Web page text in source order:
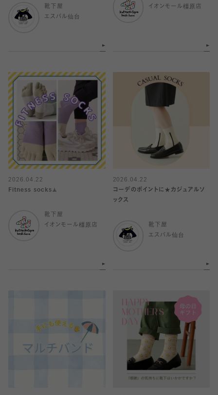
靴下屋
エスパル仙台
イオンモール橿原店
2026.04.22
Fitness socks🧘
靴下屋
イオンモール橿原店
2026.04.22
コーデのポイントに★カジュアルソ
ックス
靴下屋
エスパル仙台